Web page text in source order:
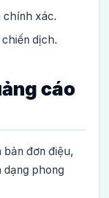
chính xác.
dịch.
cáo
bản đơn điệu,
dạng phong